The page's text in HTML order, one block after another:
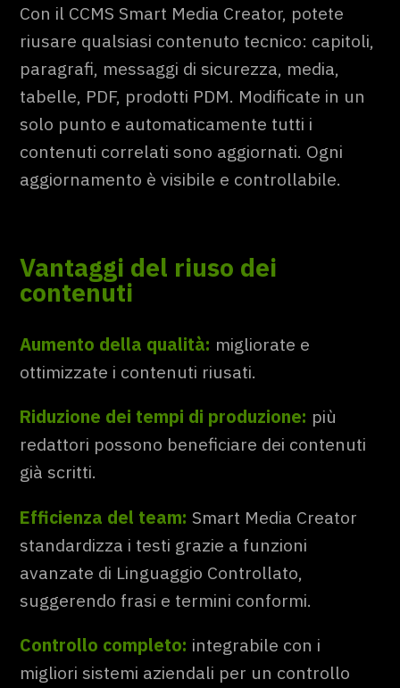
Con il CCMS Smart Media Creator, potete
riusare qualsiasi contenuto tecnico: capitoli,
paragrafi, messaggi di sicurezza, media,
tabelle, PDF, prodotti PDM. Modificate in un
solo punto e automaticamente tutti i
contenuti correlati sono aggiornati. Ogni
aggiornamento è visibile e controllabile.
Vantaggi del riuso dei
contenuti
Aumento della qualità: migliorate e
ottimizzate i contenuti riusati.
Riduzione dei tempi di produzione: più
redattori possono beneficiare dei contenuti
già scritti.
Efficienza del team: Smart Media Creator
standardizza i testi grazie a funzioni
avanzate di Linguaggio Controllato,
suggerendo frasi e termini conformi.
Controllo completo: integrabile con i
migliori sistemi aziendali per un controllo